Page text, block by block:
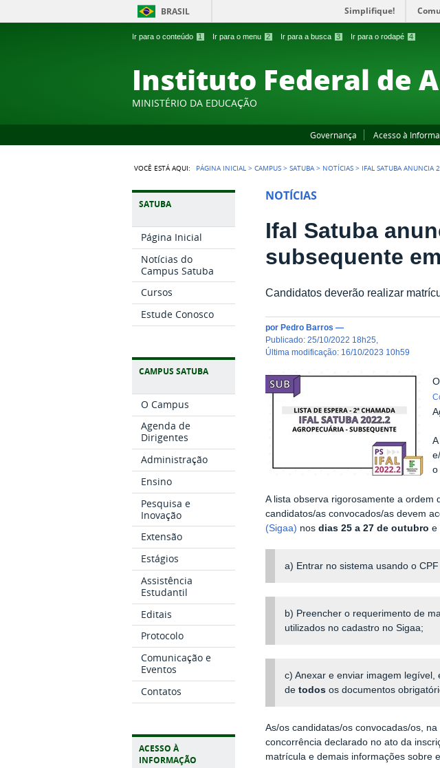
Ir para o conteúdo 1 Ir para o menu 2 Ir para a busca 3 Ir para o rodapé 4
BRASIL Simplifique!
Instituto Federal de
MINISTÉRIO DA EDUCAÇÃO
Governança Acesso à
VOCÊ ESTÁ AQUI: PÁGINA INICIAL >CAMPUS >SATUBA > NOTÍCIAS > IFAL SATUBA ANUNCIA
SATUBA
Página Inicial
Notícias do
Campus Satuba
Cursos
Estude Conosco
CAMPUS SATUBA
O Campus
Agenda de
Dirigentes
Administração
Ensino
Pesquisa e
Inovação
Extensão
Estágios
Assistência
Estudantil
Editais
Protocolo
Comunicação e
Eventos
Contatos
ACESSO À
INFORMAÇÃO
NOTÍCIAS
Ifal Satuba
subsequente
Candidatos deverão realizar
por Pedro Barros —
publicado:25/10/2022 18h25
última modificação: 16/10/2023 10h59
o
A lista observa rigorosamente a ordem
candidatos/as convocados/as devem
(Sigaa) nosdias 25 a 27 de outubro e
a) Entrar no sistema usando o
b) Preencher o requerimento de
utilizados no cadastro no Sigaa;
c) Anexar e enviar imagem legível,
de todosos documentos
As/os candidatas/os convocadas/os,
concorrência declarado no ato da
matrícula e demais informações sobre